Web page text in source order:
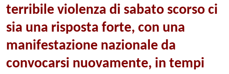
terribile violenza di sabato scorso ci
sia una risposta forte, con una
manifestazione nazionale da
convocarsi nuovamente, in tempi